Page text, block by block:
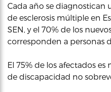
Cada año se diagnostican
de esclerosis múltiple en
SEN, y el 70% de los
corresponden a personas
El 75% de los afectados es
de discapacidad no